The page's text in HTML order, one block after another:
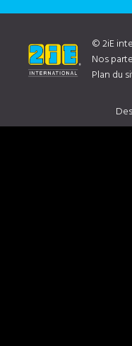
© 2iE
Nos
Plan du